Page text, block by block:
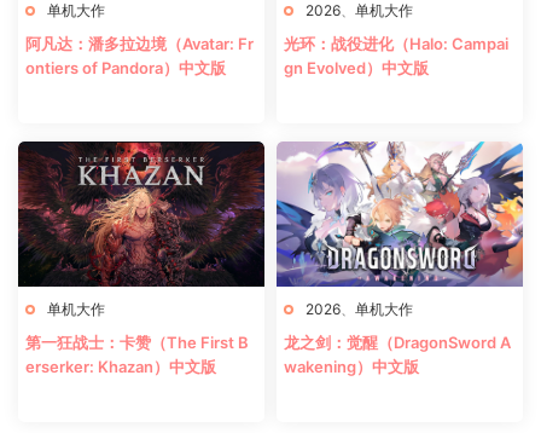
单机大作
阿凡达：潘多拉边境（Avatar: Fr
ontiers of Pandora）中文版
2026、 单机大作
光环：战役进化（Halo: Campai
gn Evolved）中文版
单机大作
第一狂战士：卡赞（The First B
erserker: Khazan）中文版
2026、 单机大作
龙之剑：觉醒（DragonSword A
wakening）中文版